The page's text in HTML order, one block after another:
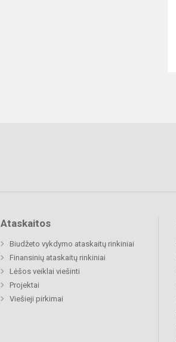
Ataskaitos
Biudžeto vykdymo ataskaitų rinkiniai
Finansinių ataskaitų rinkiniai
Lėšos veiklai viešinti
Projektai
Viešieji pirkimai